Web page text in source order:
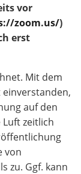
vor
zoom.us/)
erst
Mit dem
einverstanden,
auf den
Luft zeitlich
von
zu. Ggf. kann